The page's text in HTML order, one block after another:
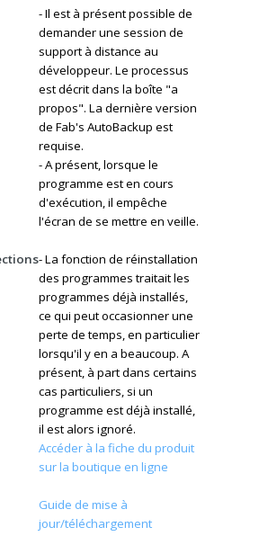
- Il est à présent possible de
demander une session de
support à distance au
développeur. Le processus
est décrit dans la boîte "a
propos". La dernière version
de Fab's AutoBackup est
requise.
- A présent, lorsque le
programme est en cours
d'exécution, il empêche
l'écran de se mettre en veille.
- La fonction de réinstallation
des programmes traitait les
programmes déjà installés,
ce qui peut occasionner une
perte de temps, en particulier
lorsqu'il y en a beaucoup. A
présent, à part dans certains
cas particuliers, si un
programme est déjà installé,
il est alors ignoré.
Accéder à la fiche du produit
sur la boutique en ligne
Guide de mise à
jour/téléchargement